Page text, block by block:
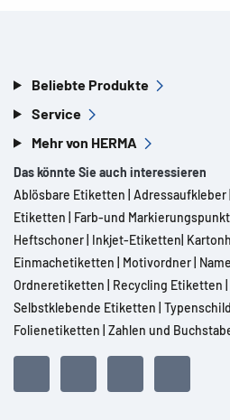
Beliebte Produkte
Service
Mehr von HERMA
Das könnte Sie auch interessieren
Ablösbare Etiketten Adressaufkleber
Etiketten
Farb-und
Heftschoner Inkjet-Etiketten
Einmachetiketten
Motivordner
Ordneretiketten
Recycling Etiketten
Selbstklebende Etiketten
Folienetiketten Zahlen und